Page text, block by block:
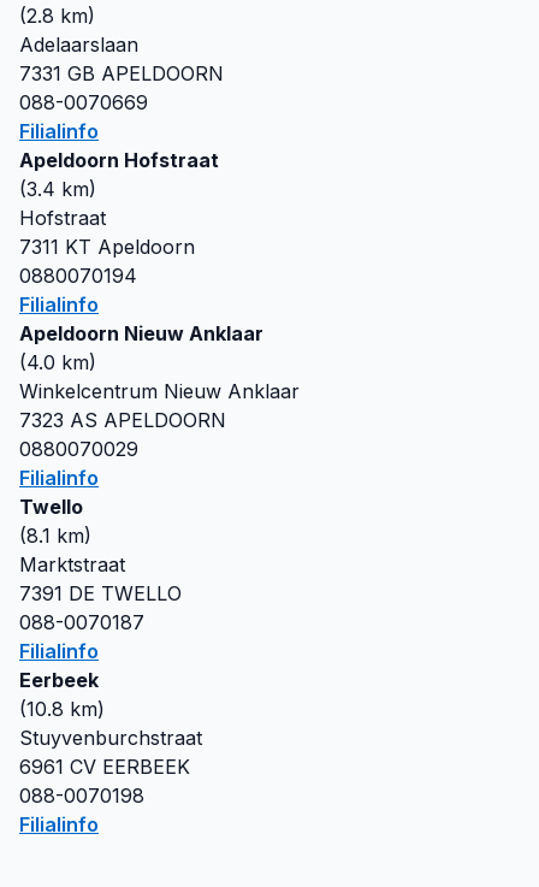
(2.8 km)
Adelaarslaan
7331 GB APELDOORN
088-0070669
Filialinfo
Apeldoorn Hofstraat
(3.4 km)
Hofstraat
7311 KT Apeldoorn
0880070194
Filialinfo
Apeldoorn Nieuw Anklaar
(4.0 km)
Winkelcentrum Nieuw Anklaar
7323 AS APELDOORN
0880070029
Filialinfo
Twello
(8.1 km)
Marktstraat
7391 DE TWELLO
088-0070187
Filialinfo
Eerbeek
(10.8 km)
Stuyvenburchstraat
6961 CV EERBEEK
088-0070198
Filialinfo